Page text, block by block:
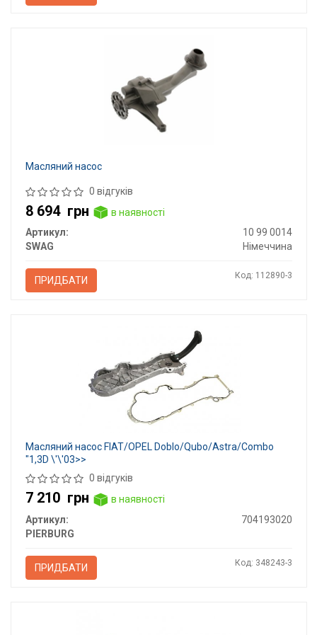
Масляний насос
0 відгуків
8 694 грн
в наявності
Артикул:
10 99 0014
SWAG
Німеччина
ПРИДБАТИ Код: 112890-3
Масляний насос FIAT/OPEL Doblo/Qubo/Astra/Combo
"1,3D \'\'03>>
0 відгуків
7 210 грн
в наявності
Артикул:
704193020
PIERBURG
ПРИДБАТИ Код: 348243-3